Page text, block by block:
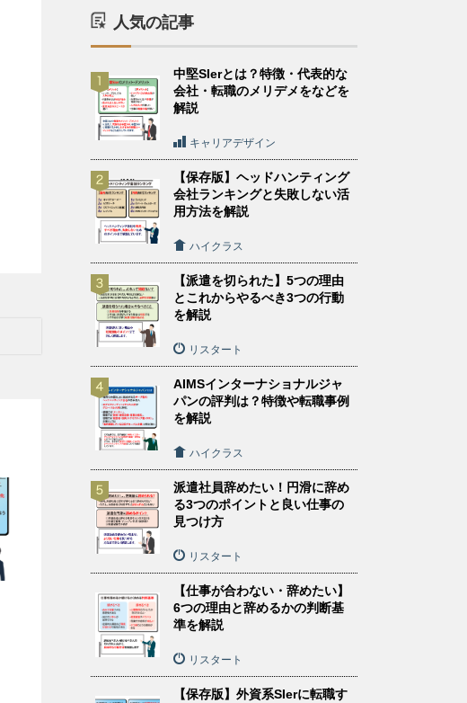
人気の記事
中堅SIerとは？特徴・代表的な
会社・転職のメリデメをなどを
解説
キャリアデザイン
【保存版】ヘッドハンティング
会社ランキングと失敗しない活
用方法を解説
ハイクラス
【派遣を切られた】5つの理由
とこれからやるべき3つの行動
を解説
リスタート
AIMSインターナショナルジャ
パンの評判は？特徴や転職事例
を解説
ハイクラス
派遣社員辞めたい！円滑に辞め
る3つのポイントと良い仕事の
見つけ方
リスタート
【仕事が合わない・辞めたい】
6つの理由と辞めるかの判断基
準を解説
リスタート
【保存版】外資系SIerに転職す